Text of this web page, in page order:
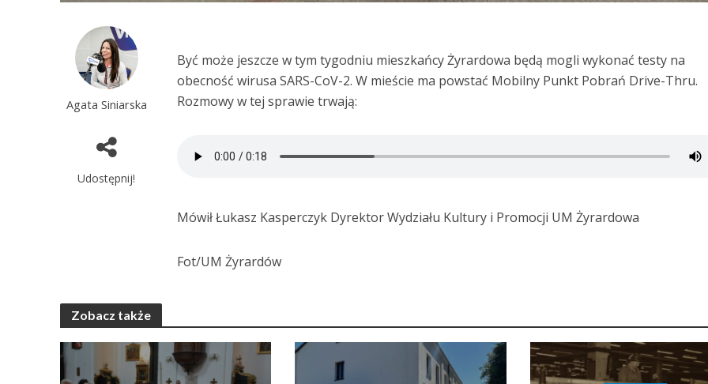
Agata Siniarska
Udostępnij!
Być może jeszcze w tym tygodniu mieszkańcy Żyrardowa będą mogli wykonać testy na
obecność wirusa SARS-CoV-2. W mieście ma powstać Mobilny Punkt Pobrań Drive-Thru.
Rozmowy w tej sprawie trwają:
Mówił Łukasz Kasperczyk Dyrektor Wydziału Kultury i Promocji UM Żyrardowa
Fot/UM Żyrardów
Zobacz także